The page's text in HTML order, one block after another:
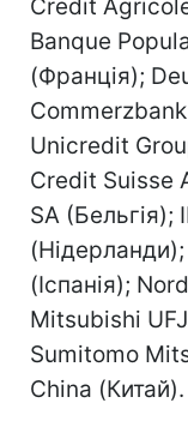
Crеdit
Banque
(Франція);
Unicredit
Credit Suisse
SA (Бельгія);
(Іспанія);
Mitsubishi
Sumitomo
China (Китай).